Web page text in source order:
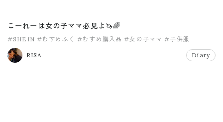
こーれーは女の子ママ必見よ🦄🌈
#SHEIN #むすめふく #むすめ購入品 #女の子ママ #子供服
RISA Diary